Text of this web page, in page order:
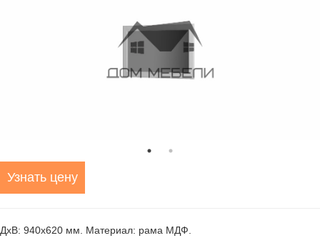
Узнать цену
ДхВ: 940х620 мм. Материал: рама МДФ.